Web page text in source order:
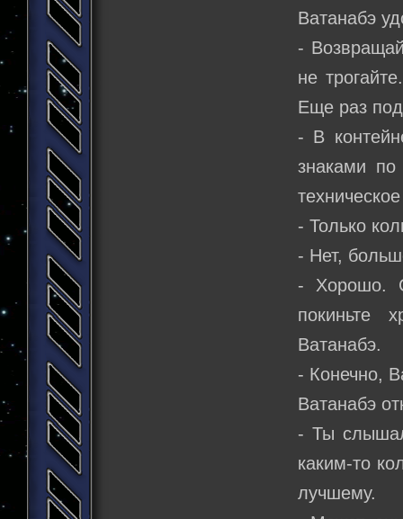
Ватанабэ
-
не
Еще раз
- В
знаками
- Только
- Нет,
- Хорошо.
покиньте
Ватанабэ.
- Конечно,
Ватанабэ
- Ты
каким-то
лучшему.